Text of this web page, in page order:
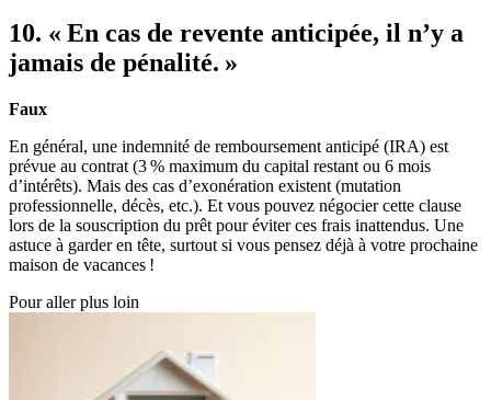
10. « En cas de revente anticipée, il n’y a
jamais de pénalité. »
Faux
En général, une indemnité de remboursement anticipé (IRA) est
prévue au contrat (3 % maximum du capital restant ou 6 mois
d’intérêts). Mais des cas d’exonération existent (mutation
professionnelle, décès, etc.). Et vous pouvez négocier cette clause
lors de la souscription du prêt pour éviter ces frais inattendus. Une
astuce à garder en tête, surtout si vous pensez déjà à votre prochaine
maison de vacances !
Pour aller plus loin